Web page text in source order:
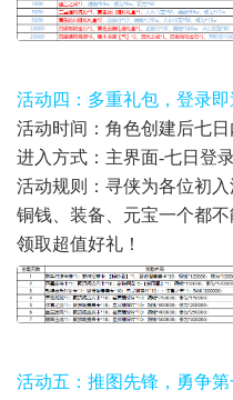
活动四：多重礼包，登录即
活动时间：角色创建后七日
进入方式：主界面-七日登
活动规则：寻侠为各位初
铜钱、装备、元宝一个都
领取超值好礼！
活动五：推图先锋，勇争第